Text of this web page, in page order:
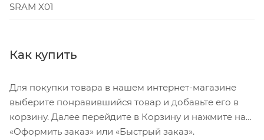
SRAM X01
Как купить
Для покупки товара в нашем интернет-магазине
выберите понравившийся товар и добавьте его в
корзину. Далее перейдите в Корзину и нажмите на
«Оформить заказ» или «Быстрый заказ».